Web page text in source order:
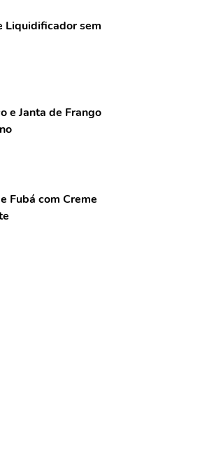
Liquidificador sem
e Janta de Frango
Fubá com Creme